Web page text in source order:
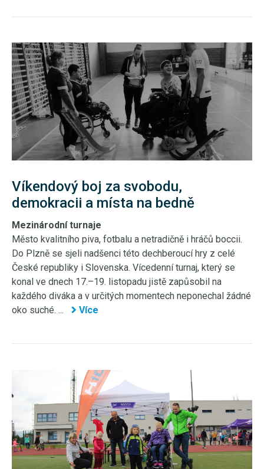
Víkendový boj za svobodu,
demokracii a místa na bedně
Mezinárodní turnaje
Město kvalitního piva, fotbalu a netradičně i hráčů boccii.
Do Plzně se sjeli nadšenci této dechberoucí hry z celé
České republiky i Slovenska. Vícedenní turnaj, který se
konal ve dnech 17.–19. listopadu jistě zapůsobil na
každého diváka a v určitých momentech neponechal žádné
oko suché. ...
Více